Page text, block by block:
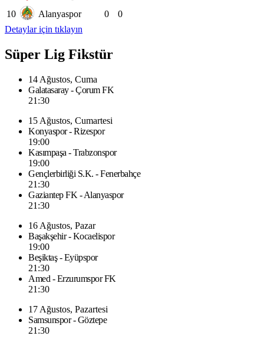
10
Alanyaspor 0
0
Detaylar için tıklayın
Süper Lig Fikstür
14 Ağustos, Cuma
Galatasaray - Çorum FK
21:30
15 Ağustos, Cumartesi
Konyaspor - Rizespor
19:00
Kasımpaşa - Trabzonspor
19:00
Gençlerbirliği S.K. - Fenerbahçe
21:30
Gaziantep FK - Alanyaspor
21:30
16 Ağustos, Pazar
Başakşehir - Kocaelispor
19:00
Beşiktaş - Eyüpspor
21:30
Amed - Erzurumspor FK
21:30
17 Ağustos, Pazartesi
Samsunspor - Göztepe
21:30